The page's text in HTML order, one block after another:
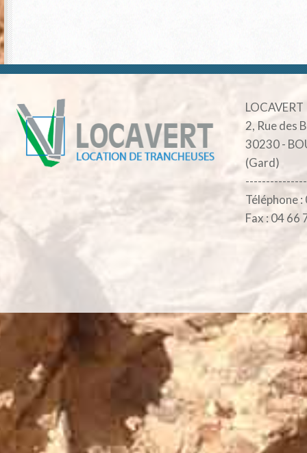
LOCAVERT
2, Rue des
30230 -
(Gard)
Téléphone
Fax : 04 66